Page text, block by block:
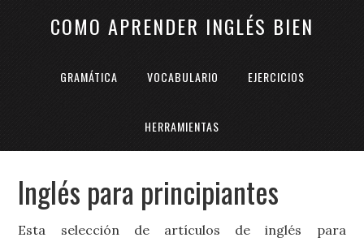
COMO APRENDER INGLÉS BIEN
GRAMÁTICA VOCABULARIO EJERCICIOS
HERRAMIENTAS
Inglés para principiantes
Esta selección de artículos de inglés para